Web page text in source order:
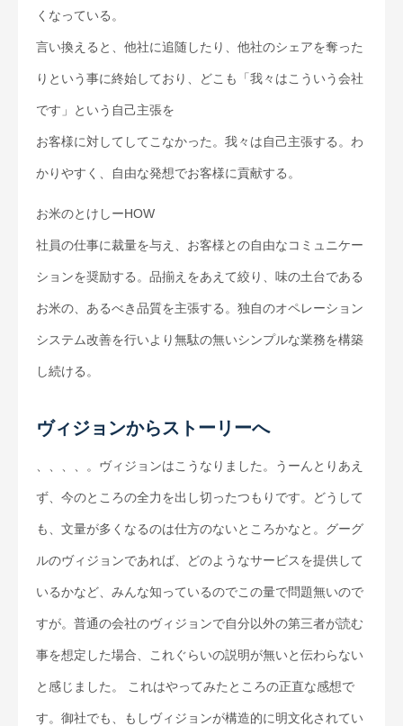
くなっている。
言い換えると、他社に追随したり、他社のシェアを奪った
りという事に終始しており、どこも「我々はこういう会社
です」という自己主張を
お客様に対してしてこなかった。我々は自己主張する。わ
かりやすく、自由な発想でお客様に貢献する。
お米のとけしーHOW
社員の仕事に裁量を与え、お客様との自由なコミュニケー
ションを奨励する。品揃えをあえて絞り、味の土台である
お米の、あるべき品質を主張する。独自のオペレーション
システム改善を行いより無駄の無いシンプルな業務を構築
し続ける。
ヴィジョンからストーリーへ
、、、、。ヴィジョンはこうなりました。うーんとりあえ
ず、今のところの全力を出し切ったつもりです。どうして
も、文量が多くなるのは仕方のないところかなと。グーグ
ルのヴィジョンであれば、どのようなサービスを提供して
いるかなど、みんな知っているのでこの量で問題無いので
すが。普通の会社のヴィジョンで自分以外の第三者が読む
事を想定した場合、これぐらいの説明が無いと伝わらない
と感じました。 これはやってみたところの正直な感想で
す。御社でも、もしヴィジョンが構造的に明文化されてい